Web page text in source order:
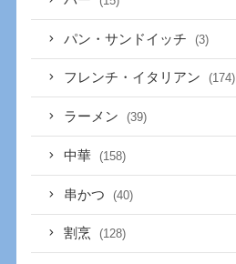
パン・サンドイッチ (3)
フレンチ・イタリアン (174)
ラーメン (39)
中華 (158)
串かつ (40)
割烹 (128)